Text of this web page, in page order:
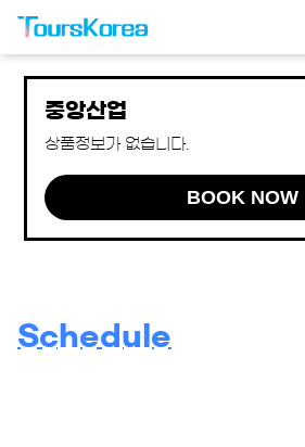
중앙산업
상품정보가 없습니다.
BOOK NOW
Schedule